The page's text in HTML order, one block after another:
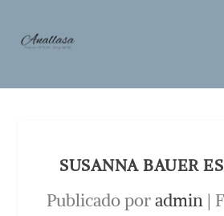
SUSANNA BAUER
Publicado poradmin |